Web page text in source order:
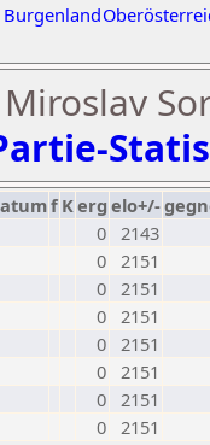
Burgenland
f Kerg elo+/-
0 2143
0 2151
0 2151
0 2151
0 2151
0 2151
0 2151
0 2151